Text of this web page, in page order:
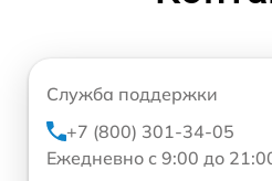
Служба поддержки
+7 (800) 301-34-05
Ежедневно с 9:00 до